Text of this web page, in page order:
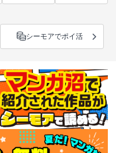
シーモアでポイ活